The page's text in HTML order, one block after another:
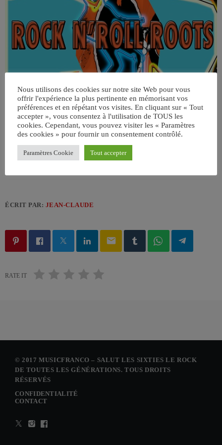
ÉCRIT PAR: JEAN-CLAUDE
email
RATE IT
© 2017 MUSICFRANCO – SALUT LES SIXTIES LE ROCK
DE TOUTES LES GÉNÉRATIONS. TOUS DROITS
RÉSERVÉS
CONFIDENTIALITÉ
CONTACT
Nous utilisons des cookies sur notre site Web pour vous
offrir l'expérience la plus pertinente en mémorisant vos
préférences et en répétant vos visites. En cliquant sur « Tout
accepter », vous consentez à l'utilisation de TOUS les
cookies. Cependant, vous pouvez visiter les « Paramètres
des cookies » pour fournir un consentement contrôlé.
Paramètres Cookie Tout accepter